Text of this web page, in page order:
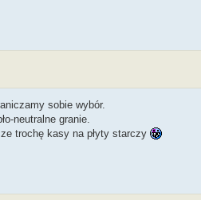
sobie wybór.
neutralne granie.
trochę kasy na płyty starczy